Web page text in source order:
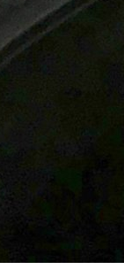
ultragrip
225/50r16 (doas,
llamar o